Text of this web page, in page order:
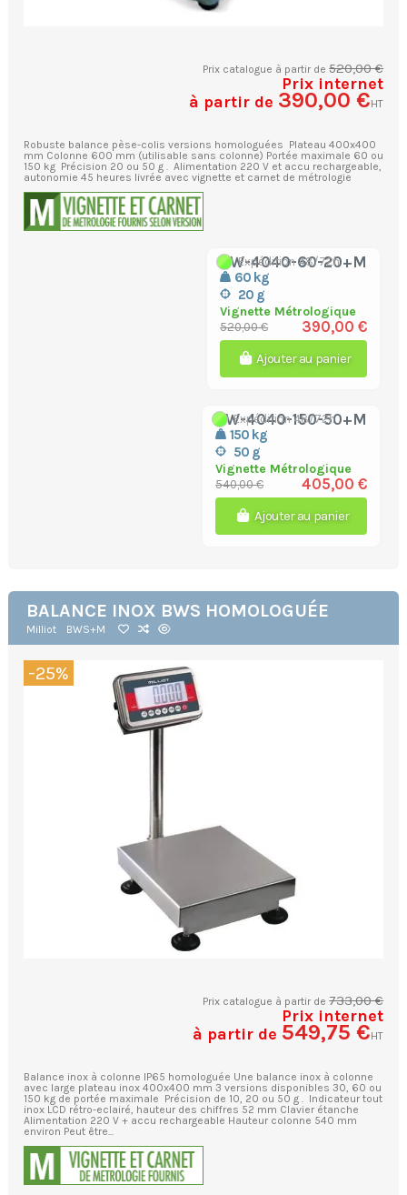
Prix catalogue à partir de520,00 €
Prix internet
à partir de 390,00 €HT
Robuste balance pèse-colis versions homologuées Plateau 400x400
mm Colonne 600 mm (utilisable sans colonne) Portée maximale 60 ou
150 kg Précision 20 ou 50 g . Alimentation 220 V et accu rechargeable,
autonomie 45 heures livrée avec vignette et carnet de métrologie
CW-4040-60-20+M
60 kg
20 g
Vignette Métrologique
Expédition 48/72h
520,00 € 390,00 €
Ajouter au panier
CW-4040-150-50+M
150 kg
50 g
Vignette Métrologique
Expédition 48/72h
540,00 € 405,00 €
Ajouter au panier
BALANCE INOX BWS HOMOLOGUÉE
Milliot BWS+M
-25%
Prix catalogue à partir de733,00 €
Prix internet
à partir de 549,75 €HT
Balance inox à colonne IP65 homologuée Une balance inox à colonne
avec large plateau inox 400x400 mm 3 versions disponibles 30, 60 ou
150 kg de portée maximale Précision de 10, 20 ou 50 g . Indicateur tout
inox LCD rétro-eclairé, hauteur des chiffres 52 mm Clavier étanche
Alimentation 220 V + accu rechargeable Hauteur colonne 540 mm
environ Peut être...